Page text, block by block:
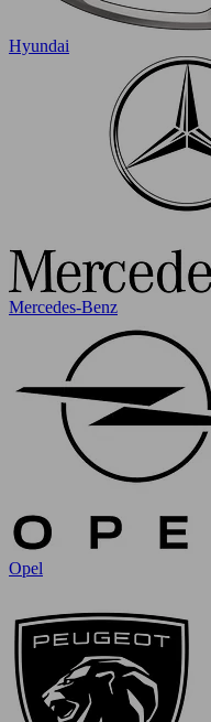
Hyundai
Mercedes-Benz
Opel